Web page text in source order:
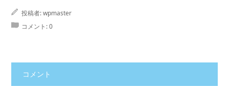
投稿者:wpmaster
コメント:0
コメント